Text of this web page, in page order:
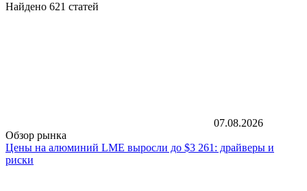
Найдено 621 статей
07.08.2026
Обзор рынка
Цены на алюминий LME выросли до $3 261: драйверы и
риски